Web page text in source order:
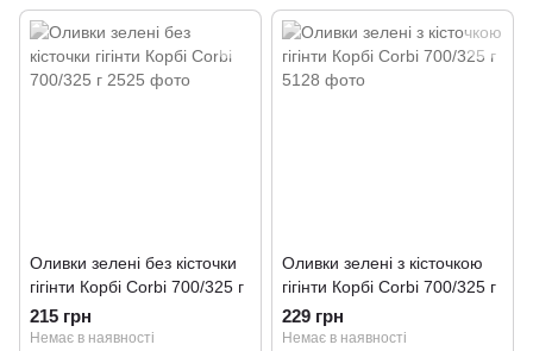
Оливки зелені без кісточки
гігінти Корбі Corbi 700/325 г
215 грн
Немає в наявності
Оливки зелені з кісточкою
гігінти Корбі Corbi 700/325 г
229 грн
Немає в наявності